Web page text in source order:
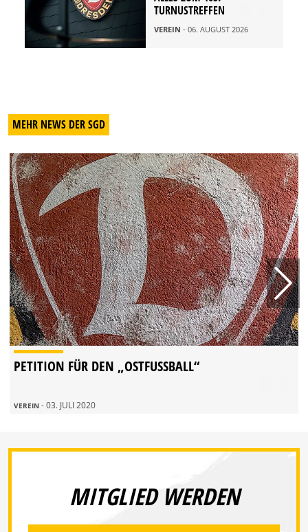
TURNUSTREFFEN
VEREIN - 06. AUGUST 2026
MEHR NEWS DER SGD
PETITION FÜR DEN „OSTFUSSBALL“
VEREIN - 03. JULI 2020
MITGLIED WERDEN